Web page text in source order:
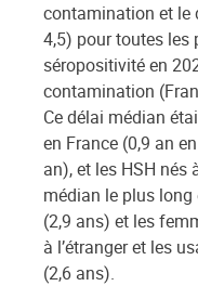
contamination et le
4,5) pour toutes les
séropositivité en
contamination
Ce délai médian
en France (0,9 an
an), et les HSH nés
médian le plus
(2,9 ans) et les
à l’étranger et les
(2,6 ans).